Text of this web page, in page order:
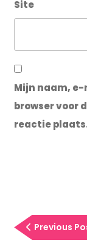
Site
Mijn naam, e-
browser voor
reactie
Previous